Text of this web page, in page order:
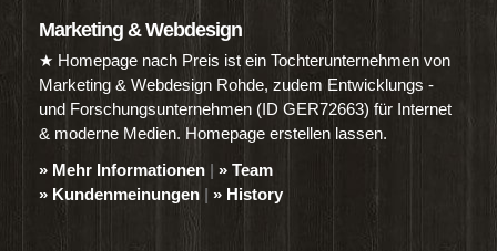
Marketing & Webdesign
★ Homepage nach Preis ist ein Tochterunternehmen von
Marketing & Webdesign Rohde, zudem Entwicklungs -
und Forschungsunternehmen (ID GER72663) für Internet
& moderne Medien. Homepage erstellen lassen.
» Mehr Informationen | » Team
» Kundenmeinungen | » History